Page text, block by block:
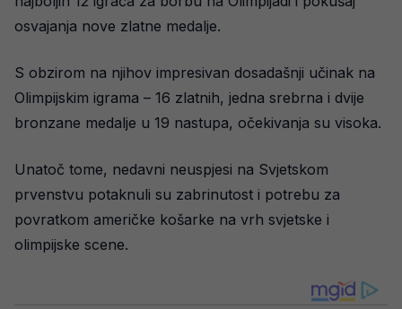
osvajanja nove zlatne medalje.
S obzirom na njihov impresivan dosadašnji učinak na
Olimpijskim igrama – 16 zlatnih, jedna srebrna i dvije
bronzane medalje u 19 nastupa, očekivanja su visoka.
Unatoč tome, nedavni neuspjesi na Svjetskom
prvenstvu potaknuli su zabrinutost i potrebu za
povratkom američke košarke na vrh svjetske i
olimpijske scene.